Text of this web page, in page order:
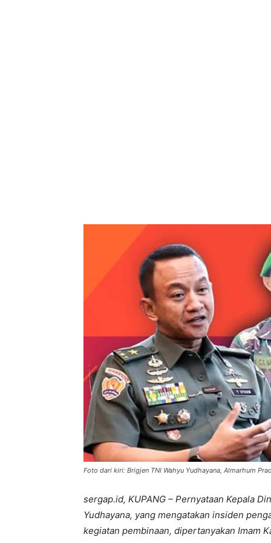
Foto dari kiri: Brigjen TNI Wahyu Yudhayana, Almarhum
sergap.id, KUPANG – Pernyataan Kepala
Yudhayana, yang mengatakan insiden
kegiatan pembinaan, dipertanyakan Imam